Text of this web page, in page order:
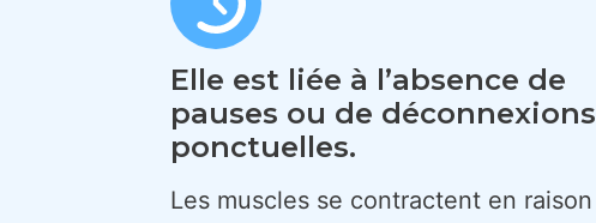
Elle est liée à l’absence de
pauses ou de déconnexions
ponctuelles.
Les muscles se contractent en raison